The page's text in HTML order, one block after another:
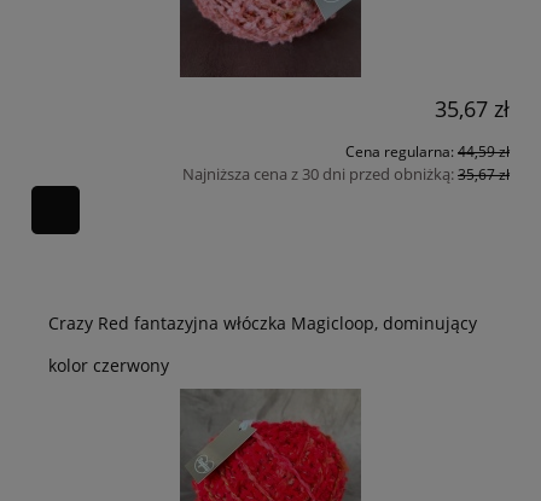
35,67 zł
Cena regularna: 44,59 zł
Najniższa cena z 30 dni przed obniżką:35,67 zł
Crazy Red fantazyjna włóczka Magicloop, dominujący
kolor czerwony